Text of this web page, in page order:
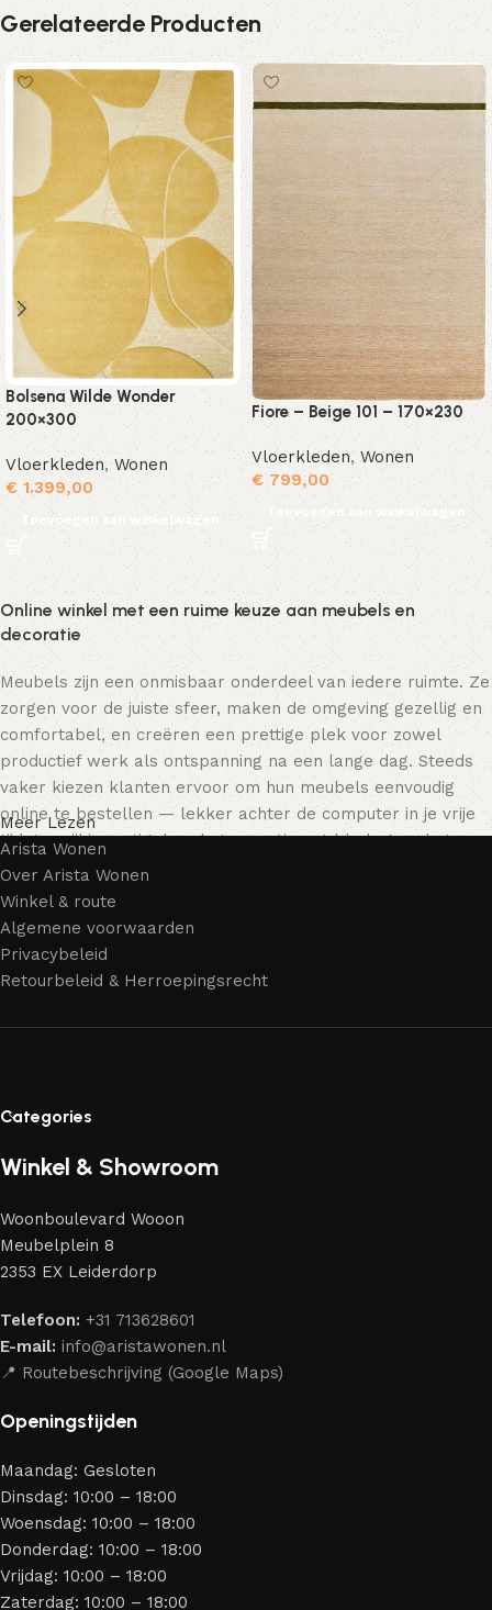
Gerelateerde Producten
Bolsena Wilde Wonder
200×300
Vloerkleden,Wonen
€ 1.399,00
Toevoegen aan winkelwagen
Fiore – Beige 101 – 170×230
Vloerkleden, Wonen
€ 799,00
Toevoegen aan winkelwagen
Online winkel met een ruime keuze aan meubels en
decoratie
Meubels zijn een onmisbaar onderdeel van iedere ruimte. Ze
zorgen voor de juiste sfeer, maken de omgeving gezellig en
comfortabel, en creëren een prettige plek voor zowel
productief werk als ontspanning na een lange dag. Steeds
vaker kiezen klanten ervoor om hun meubels eenvoudig
online te bestellen — lekker achter de computer in je vrije
tijd, terwijl je rustig door het assortiment bladert en het
meubelstuk kiest dat bij je past. Onze online winkel biedt
een uitgebreide catalogus met meubels voor zowel thuis als
kantoor.
Meubelproductie is een moderne vorm van kunst
liefhebbers van kwaliteit en schoonheid. Wij hebben voor jou
meubelmakers die elegantie, kwaliteit en functionaliteit
Ons assortiment bestaat uit producten van betrouwbare
merken die al jarenlang hun vakmanschap en eerlijkheid
bewijzen. Al onze leveranciers garanderen meubels van
aantrekkelijk design en optimale veiligheid — zodat je
jarenlang kunt genieten van jouw interieur.
Meer Lezen
Arista Wonen
Over Arista Wonen
Winkel & route
Algemene voorwaarden
Privacybeleid
Retourbeleid & Herroepingsrecht
Categories
Winkel & Showroom
Woonboulevard Wooon
Meubelplein 8
2353 EX Leiderdorp
Telefoon: +31 713628601
E-mail: info@aristawonen.nl
📍 Routebeschrijving (Google Maps)
Openingstijden
Maandag: Gesloten
Dinsdag: 10:00 – 18:00
Woensdag: 10:00 – 18:00
Donderdag: 10:00 – 18:00
Vrijdag: 10:00 – 18:00
Zaterdag: 10:00 – 18:00